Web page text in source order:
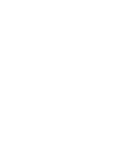
Vonku bazén, terasa s
set na prípravu kávy a čaju, balkón
na pláži zadarmo. V rámci All